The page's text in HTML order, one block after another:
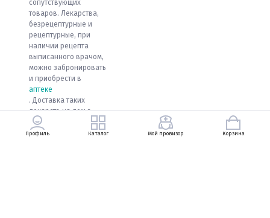
сопутствующих
товаров. Лекарства,
безрецептурные и
рецептурные, при
наличии рецепта
выписанного врачом,
можно забронировать
и приобрести в
аптеке
. Доставка таких
лекарств на дом в
настоящее время
возможна только в
Профиль Каталог Мой провизор Корзина